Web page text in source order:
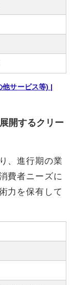
他サービス等) |
開するクリー
、進行期の業
費者ニーズに
力を保有して